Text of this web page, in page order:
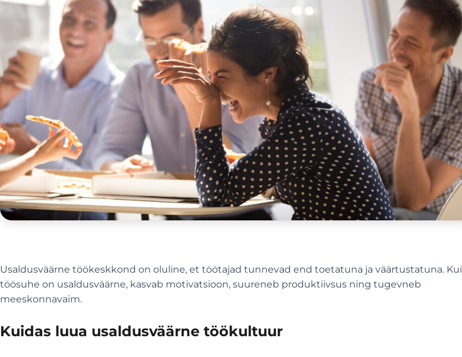
Usaldusväärne töökeskkond on oluline, et töötajad tunnevad end toetatuna ja väärtustatuna. Kui
töösuhe on usaldusväärne, kasvab motivatsioon, suureneb produktiivsus ning tugevneb
meeskonnavaim.
Kuidas luua usaldusväärne töökultuur